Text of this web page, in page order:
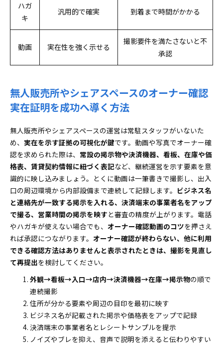
ハガ
キ
汎用的で確実 到着まで時間がかかる
動画 実在性を強く示せる
撮影要件を満たさないと不
承認
無人販売所やシェアスペースのオーナー確認
実在証明を成功へ導く方法
無人販売所やシェアスペースの運営は常駐スタッフがいないた
め、 実在を示す証拠の可視化が鍵です。動画や写真でオーナー確
認を求められた際は、 常設の掲示物や決済機器、看板、在庫や価
格表、賃貸契約情報に紐づく表記など、継続運営を示す要素を意
識的に映し込みましょう。とくに動画は一筆書きで撮影し、出入
口の周辺環境から内部設備まで連続して記録します。 ビジネス名
と連絡先が一致する掲示を入れる、決済端末の事業者名をアップ
で撮る、営業時間の掲示を映すと審査の精度が上がります。電話
やハガキが使えない場合でも、 オーナー確認動画のコツを押さえ
れば承認につながります。 オーナー確認が終わらない、他に利用
できる確認方法はありませんと表示されたときは、撮影を見直し
て再提出を検討してください。
外観→看板→入口→店内→決済機器→在庫→掲示物の順で
連続撮影
住所が分かる要素や周辺の目印を最初に映す
ビジネス名が記載された掲示や価格表をアップで記録
決済端末の事業者名とレシートサンプルを提示
ノイズやブレを抑え、音声で説明を添えると伝わりやすい